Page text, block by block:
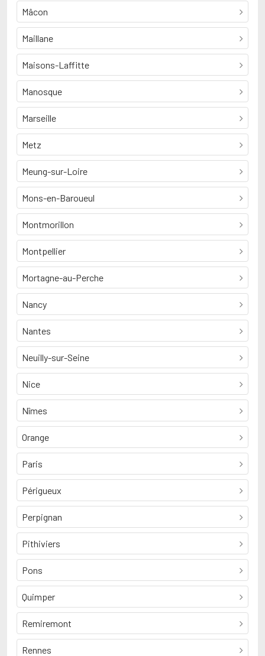
Mâcon
Maillane
Maisons-Laffitte
Manosque
Marseille
Metz
Meung-sur-Loire
Mons-en-Baroueul
Montmorillon
Montpellier
Mortagne-au-Perche
Nancy
Nantes
Neuilly-sur-Seine
Nice
Nîmes
Orange
Paris
Périgueux
Perpignan
Pithiviers
Pons
Quimper
Remiremont
Rennes